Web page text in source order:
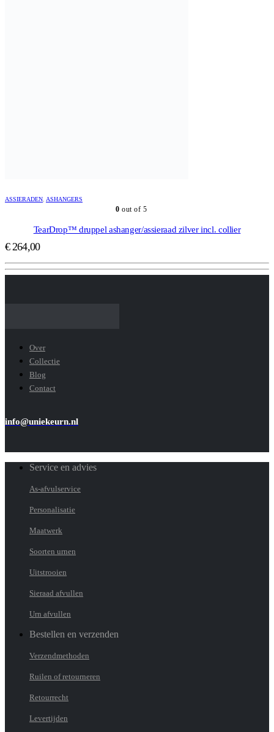
ASSIERADEN ASHANGERS
0 out of 5
TearDrop™ druppel ashanger/assieraad zilver incl. collier
€264,00
Over
Collectie
Blog
Contact
info@uniekeurn.nl
Service en advies
As-afvulservice
Personalisatie
Maatwerk
Soorten urnen
Uitstrooien
Sieraad afvullen
Urn afvullen
Bestellen en verzenden
Verzendmethoden
Ruilen of retourneren
Retourrecht
Levertijden